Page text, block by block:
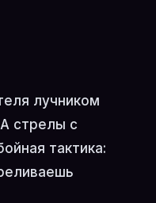
лучником
стрелы с
тактика: